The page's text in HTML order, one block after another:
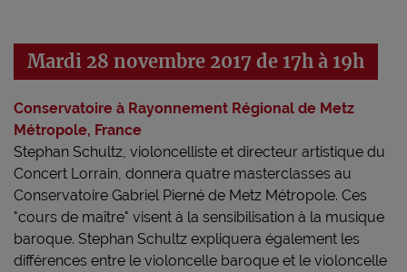
Mardi 28 novembre 2017 de 17h à 19h
Conservatoire à Rayonnement Régional de Metz
Métropole, France
Stephan Schultz, violoncelliste et directeur artistique du
Concert Lorrain, donnera quatre masterclasses au
Conservatoire Gabriel Pierné de Metz Métropole. Ces
"cours de maître" visent à la sensibilisation à la musique
baroque. Stephan Schultz expliquera également les
différences entre le violoncelle baroque et le violoncelle